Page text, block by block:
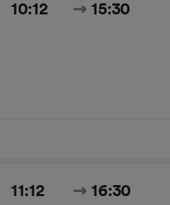
10:12 15:30
11:12 16:30